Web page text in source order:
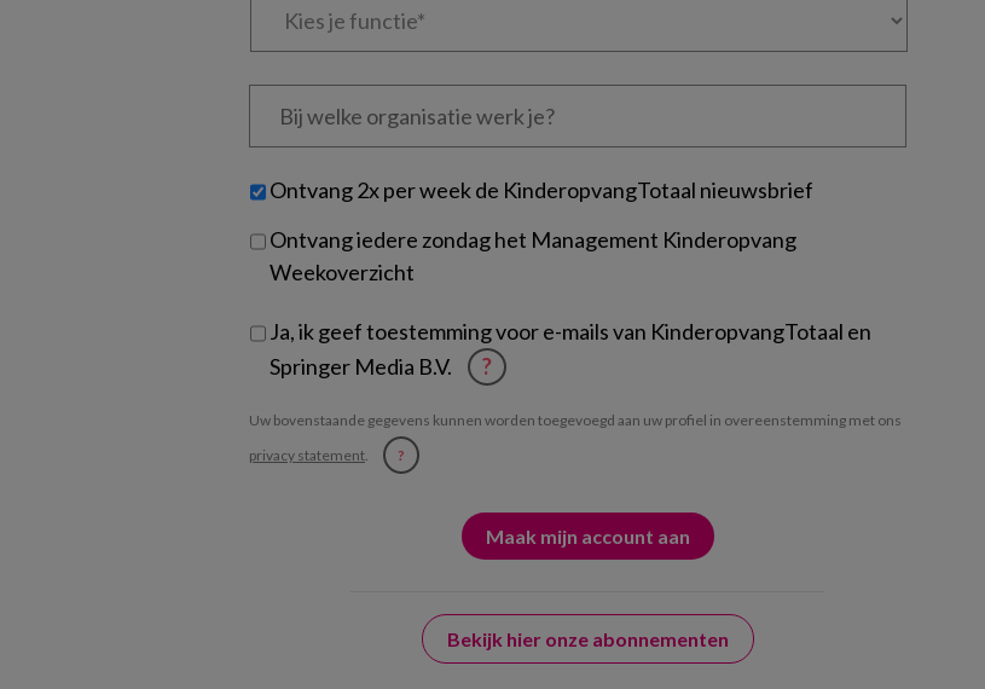
Bij
welke
je?
Untitled
Ontvang 2x per week de KinderopvangTotaal nieuwsbrief
Ontvang iedere zondag het Management Kinderopvang
Weekoverzicht
Ja, ik geef toestemming voor e-mails van KinderopvangTotaal en
Springer Media B.V.
?
Uw bovenstaande gegevens kunnen worden toegevoegd aan uw profiel in overeenstemming met ons
privacy statement. ?
Bekijk hier onze abonnementen